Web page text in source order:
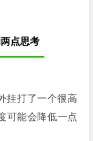
点思考
挂打了一个很高
可能会降低一点